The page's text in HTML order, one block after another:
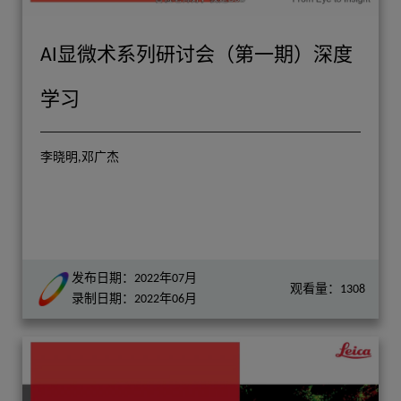
AI显微术系列研讨会（第一期）深度
学习
李晓明,邓广杰
发布日期：2022年07月
录制日期：2022年06月
观看量：1308